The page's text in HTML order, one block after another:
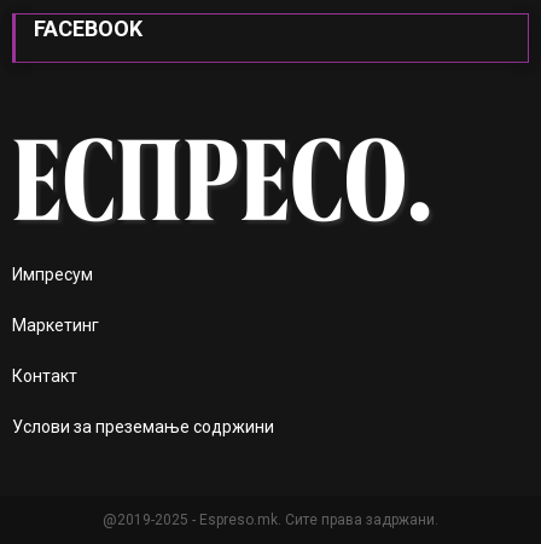
FACEBOOK
Импресум
Маркетинг
Контакт
Услови за преземање содржини
@2019-2025 - Espreso.mk. Сите права задржани.